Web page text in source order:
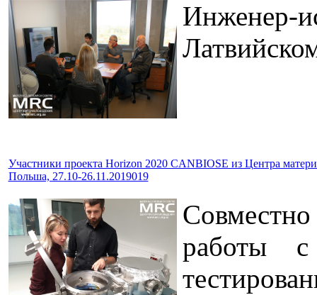
Инженер-
Участники проекта Horizon 2020 CANBIOSE из Центра
Польша, 27.10-26.11.2019019
работы с